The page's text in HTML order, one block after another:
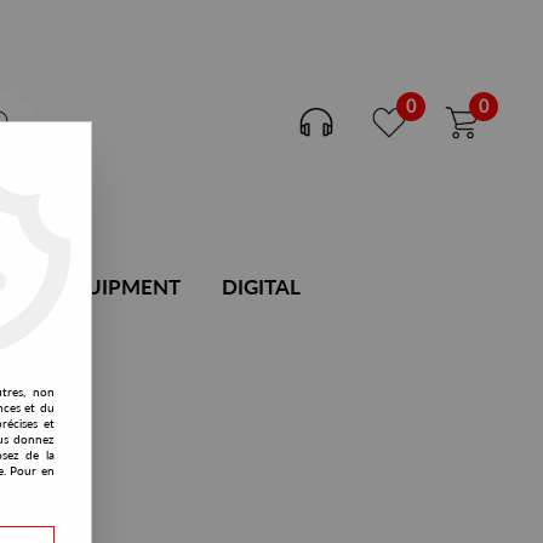
0 0
DJ EQUIPMENT DIGITAL
non
et du
et
donnez
de la
Pour en